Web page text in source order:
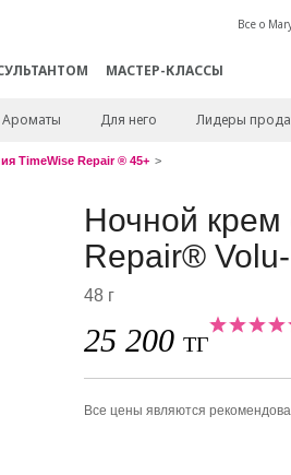
МАСТЕР-КЛАССЫ
Все о
Ароматы Для него Лидеры
TimeWise Repair ® 45+
Ночной крем
Repair®
48 г
25 200ТГ
Все цены являются